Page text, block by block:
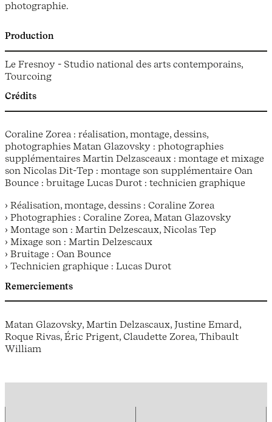
photographie.
Production
Le Fresnoy - Studio national des arts contemporains,
Tourcoing
Crédits
Coraline Zorea : réalisation, montage, dessins,
photographies Matan Glazovsky : photographies
supplémentaires Martin Delzasceaux : montage et mixage
son Nicolas Dit-Tep : montage son supplémentaire Oan
Bounce : bruitage Lucas Durot : technicien graphique
› Réalisation, montage, dessins : Coraline Zorea
› Photographies : Coraline Zorea, Matan Glazovsky
› Montage son : Martin Delzescaux, Nicolas Tep
› Mixage son : Martin Delzescaux
› Bruitage : Oan Bounce
› Technicien graphique : Lucas Durot
Remerciements
Matan Glazovsky, Martin Delzascaux, Justine Emard,
Roque Rivas, Éric Prigent, Claudette Zorea, Thibault
William